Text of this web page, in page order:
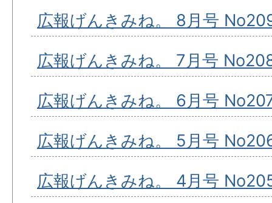
広報げんきみね。 8月号
広報げんきみね。 7月号
広報げんきみね。 6月号
広報げんきみね。 5月号
広報げんきみね。 4月号